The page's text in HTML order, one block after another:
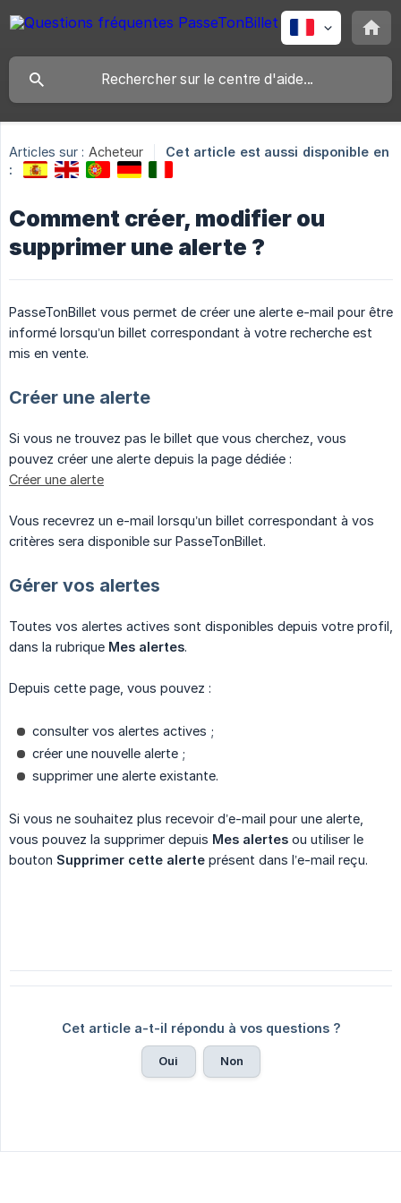
Articles sur : Acheteur
Cet article est aussi disponible en
:
Comment créer, modifier ou
supprimer une alerte ?
PasseTonBillet vous permet de créer une alerte e-mail pour être
informé lorsqu’un billet correspondant à votre recherche est
mis en vente.
Créer une alerte
Si vous ne trouvez pas le billet que vous cherchez, vous
pouvez créer une alerte depuis la page dédiée :
Créer une alerte
Vous recevrez un e-mail lorsqu’un billet correspondant à vos
critères sera disponible sur PasseTonBillet.
Gérer vos alertes
Toutes vos alertes actives sont disponibles depuis votre profil,
dans la rubrique Mes alertes.
Depuis cette page, vous pouvez :
consulter vos alertes actives ;
créer une nouvelle alerte ;
supprimer une alerte existante.
Si vous ne souhaitez plus recevoir d’e-mail pour une alerte,
vous pouvez la supprimer depuis Mes alertes ou utiliser le
bouton Supprimer cette alerte présent dans l’e-mail reçu.
Cet article a-t-il répondu à vos questions ?
Oui Non